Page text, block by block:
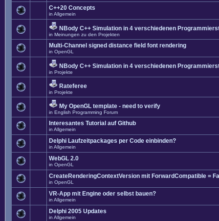
C++20 Concepts
in Allgemein
NBody C++ Simulation in 4 verschiedenen
in Meinungen zu den Projekten
Multi-Channel signed distance field font rendering
in OpenGL
NBody C++ Simulation in 4 verschiedenen
in Projekte
Rateferee
in Projekte
My OpenGL template - need to verify
in English Programming Forum
Interesantes Tutorial auf Github
in Allgemein
Delphi Laufzeitpackages per Code einbinden?
in Allgemein
WebGL 2.0
in OpenGL
CreateRenderingContextVersion mit ForwardCompatible =
in OpenGL
VR-App mit Engine oder selbst bauen?
in Allgemein
Delphi 2005 Updates
in Allgemein